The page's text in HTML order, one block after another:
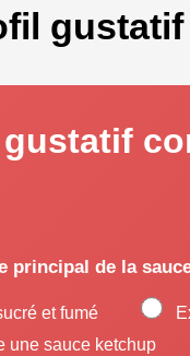
principal de la
et fumé
une sauce ketchup